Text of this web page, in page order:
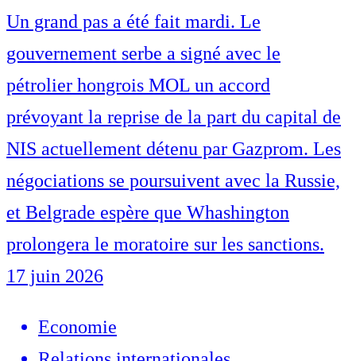
Un grand pas a été fait mardi. Le
gouvernement serbe a signé avec le
pétrolier hongrois MOL un accord
prévoyant la reprise de la part du capital de
NIS actuellement détenu par Gazprom. Les
négociations se poursuivent avec la Russie,
et Belgrade espère que Whashington
prolongera le moratoire sur les sanctions.
17 juin 2026
Economie